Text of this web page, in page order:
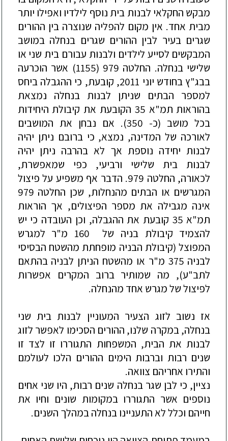
מבקש החקלאי לבנות בית נוסף לילדיו ואפילו יותר
מבית אחד. אין מקום להפליה שנוצרה בין ההורים
שגרים בעיר לבין ההורים שגרים בנחלה במושב
המבקשים לסייע לילדים ולבנות עבורם בית שני או
שלישי בנחלה. החלטה 979 (1155) אשר הוכרעה
בבג"ץ בחודש יוני 2011, קובעת, כי ההגבלה ביחס
למספר הבתים שניתן לבנות בנחלה נמצאת
בהוראות תמ"א 35 הקובעת את קיבולת היחידות
בכל מושב (כ- 350). אם נבחן את המושבים
לאורכה של המדינה, נמצא, כי ברובם ניתן יהיה
לבנות יחידה נוספת אך לא בהרבה ניתן יהיה
לבנות בית שלישי ורביעי, כפי שמאפשרת,
לכאורה, החלטה 979. הדבר אף משפיע על פיצול
המגרשים או הבתים מהנחלות, שכן החלטה 979
אינה מגבילה את מספר הפיצולים, אך הוראות
תמ"א 35 קובעת את ההגבלה, וכן העובדה כי יש
להצמיד קיב
ולת בניה של 160 מ"ר למגרש
המפוצל (קיבולת הבניה מופחתת מהשטח הבסיסי
לבניה 375 מ"ר או מהשטח הניתן לבניה בהתאם
לתב"ע), מה שמותיר ברוב המקרים אפשרות
לפיצול של מגרש אחד מהנחלה.
אז נשוב לזוג הצעיר המעוניין לבנות בית שני
בנחלה, במקרה שלנו, ההורים הסכימו לאפשר לזוג
לבנות את הבית, המשפחות התגוררו זו לצד זו
שנים רבות וברבות הימים ההורים הלכו לעולמם
והתירו אחריהם צוואה.
נציין, כי לבן שגר בנחלה שנים רבות, היו שני אחים
נוספים אשר התגוררו במקומות שונים וחיו את
חייהם וכלל לא התעניינו בנחלה במהלך השנים.